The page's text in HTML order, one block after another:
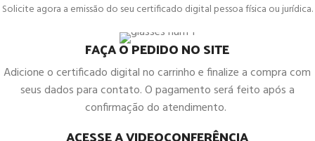
Solicite agora a emissão do seu certificado digital pessoa física ou jurídica.
FAÇA O PEDIDO NO SITE
Adicione o certificado digital no carrinho e finalize a compra com
seus dados para contato. O pagamento será feito após a
confirmação do atendimento.
ACESSE A VIDEOCONFERÊNCIA